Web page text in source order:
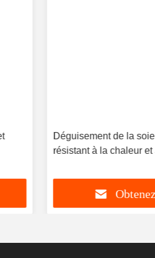
Déguisement de la
résistant à la chaleur
industrielles